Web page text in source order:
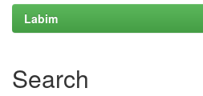
Labim
Search